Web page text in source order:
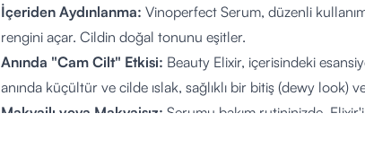
İçeriden Aydınlanma: Vinoperfect Serum, düzenli
rengini açar. Cildin doğal tonunu eşitler.
Anında "Cam Cilt" Etkisi: Beauty Elixir, içerisindeki
anında küçültür ve cilde ıslak, sağlıklı bir bitiş (dewy look)
Makyajlı veya Makyajsız: Serumu bakım rutininizde,